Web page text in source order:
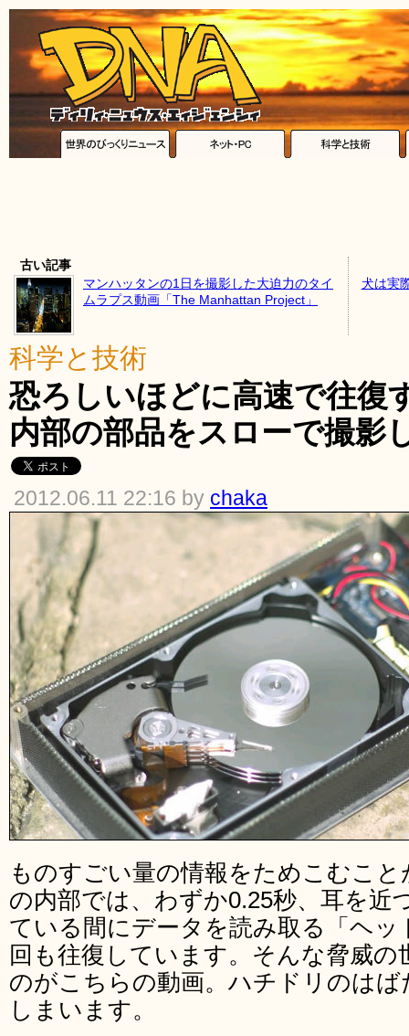
古い記事
マンハッタンの1日を撮影した大迫力のタイ
ムラプス動画「The Manhattan Project」
犬は実
科学と技術
恐ろしいほどに高速で往復
内部の部品をスローで撮影
2012.06.11 22:16 by chaka
ものすごい量の情報をためこむこ
の内部では、わずか0.25秒、耳を近
ている間にデータを読み取る「ヘッ
回も往復しています。そんな脅威
のがこちらの動画。ハチドリのは
しまいます。